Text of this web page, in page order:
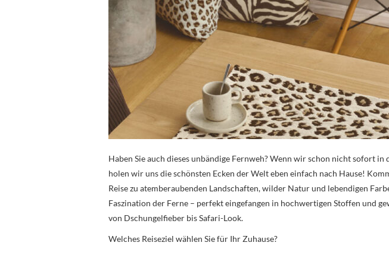
Haben Sie auch dieses unbändige Fernweh? Wenn wir schon nicht sofort in
holen wir uns die schönsten Ecken der Welt eben einfach nach Hause!
Reise zu atemberaubenden Landschaften, wilder Natur und lebendigen
Faszination der Ferne – perfekt eingefangen in hochwertigen Stoffen und
von Dschungelfieber bis Safari-Look.
Welches Reiseziel wählen Sie für Ihr Zuhause?